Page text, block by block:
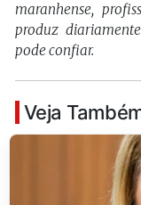
maranhense,
produz
pode confiar.
Veja